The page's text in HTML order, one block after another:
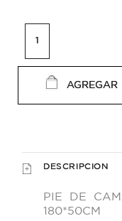
AGREGAR
DESCRIPCION
PIE DE
180*50CM